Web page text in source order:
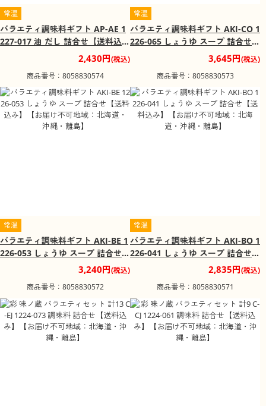
常温
バラエティ調味料ギフト AP-AE 1
227-017 油 だし 詰合せ【送料込
み】【お届け不可地域：北海道・
2,430円(税込)
商品番号：8058830574
常温
バラエティ調味料ギフト AKI-CO 1
226-065 しょうゆ スープ 詰合せ
【送料込み】【お届け不可地域：
3,645円(税込)
商品番号：8058830573
常温
バラエティ調味料ギフト AKI-BE 1
226-053 しょうゆ スープ 詰合せ
【送料込み】【お届け不可地域：
3,240円(税込)
商品番号：8058830572
常温
バラエティ調味料ギフト AKI-BO 1
226-041 しょうゆ スープ 詰合せ
【送料込み】【お届け不可地域：
2,835円(税込)
商品番号：8058830571